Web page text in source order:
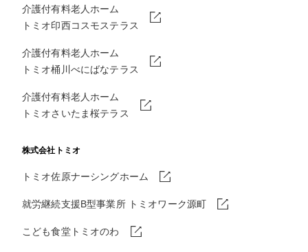
介護付有料老人ホーム
トミオ印西コスモステラス
介護付有料老人ホーム
トミオ桶川べにばなテラス
介護付有料老人ホーム
トミオさいたま桜テラス
株式会社トミオ
トミオ佐原ナーシングホーム
就労継続支援B型事業所 トミオワーク源町
こども食堂トミオのわ